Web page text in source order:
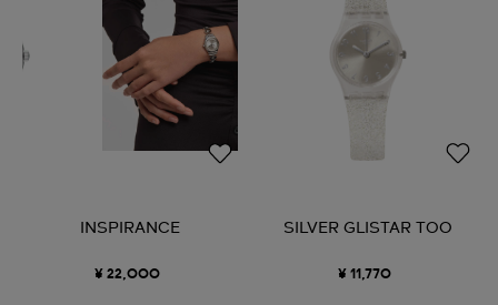
INSPIRANCE
¥ 22,000
SILVER GLISTAR TOO
¥ 11,770